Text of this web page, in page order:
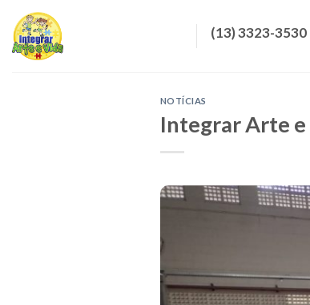
content
(13) 3323-3530
NOTÍCIAS
Integrar Arte e